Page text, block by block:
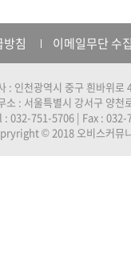
침 이메일무단 수
: 인천광역시 중구 흰바위
소 : 서울특별시 강서구 양천
: 032-751-5706 | Fax :
© 2018 오비스커뮤